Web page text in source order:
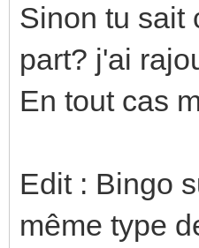
Sinon tu sait
part? j'ai
En tout cas
Edit : Bingo
même type